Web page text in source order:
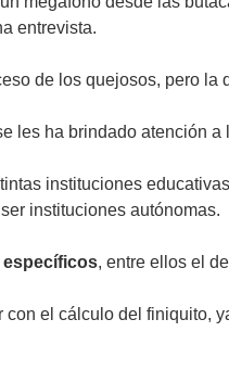
entrevista.
de los quejosos, pero
les ha brindado atención a
instituciones
instituciones autónomas.
, entre ellos el
el cálculo del finiquito,